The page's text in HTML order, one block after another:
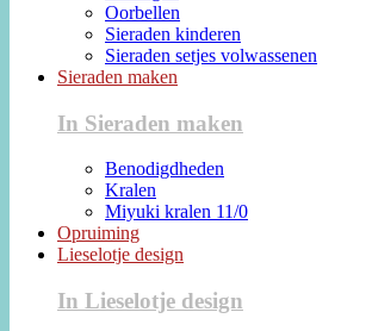
Oorbellen
Sieraden kinderen
Sieraden setjes volwassenen
Sieraden maken
In Sieraden maken
Benodigdheden
Kralen
Miyuki kralen 11/0
Opruiming
Lieselotje design
In Lieselotje design